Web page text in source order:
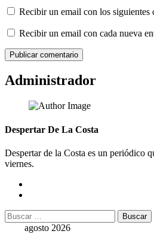
Recibir un email con los siguientes
Recibir un email con cada nueva
Administrador
Despertar De La Costa
Despertar de la Costa es un periódico
viernes.
Buscar:
agosto 2026